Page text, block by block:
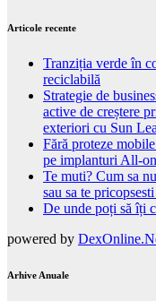
Articole recente
Tranziția verde în
reciclabilă
Strategie de
active de creștere
exteriori cu Sun
Fără proteze
pe implanturi All-on
Te muti? Cum sa
sau sa te
De unde poți să îți
powered by
Arhive Anuale